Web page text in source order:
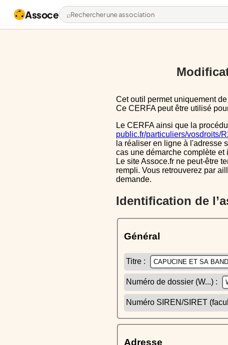
Assoce Rechercher une association
Cet outil permet uniquement de pré-remplir le CERFA 13971*03 avec les données actuellement disponibles publiquement.
Ce CERFA peut être utilisé
Le CERFA ainsi que la
public.fr/particuliers/vosdroits/
la réaliser en ligne à l'adresse
cas une démarche complète
Le site Assoce.fr ne peut-être
rempli. Vous retrouverez par
demande.
Identification de
Général
Titre :
Numéro de dossier (W...) :
Numéro SIREN/SIRET
Adresse